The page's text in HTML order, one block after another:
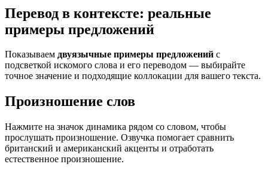
Перевод в контексте: реальные
примеры предложений
Показываем двуязычные примеры предложений с
подсветкой искомого слова и его переводом — выбирайте
точное значение и подходящие коллокации для вашего текста.
Произношение слов
Нажмите на значок динамика рядом со словом, чтобы
прослушать произношение. Озвучка помогает сравнить
британский и американский акценты и отработать
естественное произношение.